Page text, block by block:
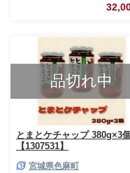
品切れ中
とまとケチャップ 380g×3個
【1307531】
宮城県色麻町